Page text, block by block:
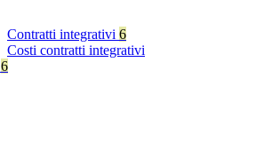
Contratti integrativi 6
Costi contratti integrativi
6